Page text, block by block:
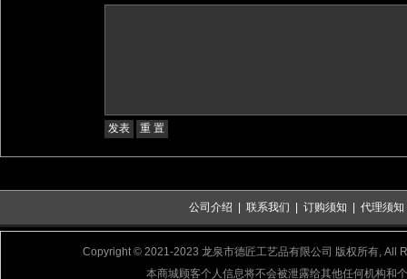
公司介绍 联系我们 订购须知 代理须知
Copyright © 2021-2023 龙泉市德匠工艺品有限公司 版权所有, All
本商城顾客个人信息将不会被泄露给其他任何机构和